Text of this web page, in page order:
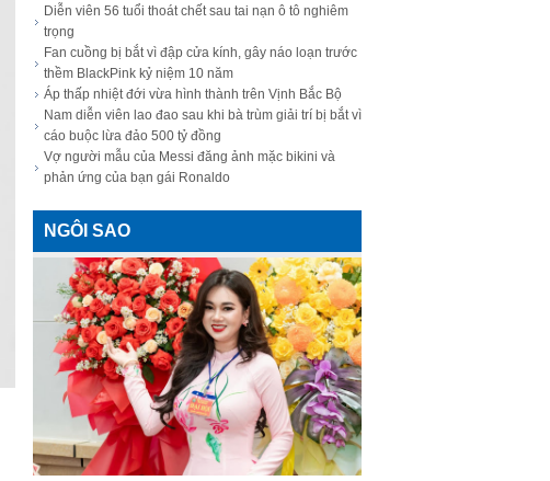
Diễn viên 56 tuổi thoát chết sau tai nạn ô tô nghiêm
trọng
Fan cuồng bị bắt vì đập cửa kính, gây náo loạn trước
thềm BlackPink kỷ niệm 10 năm
Áp thấp nhiệt đới vừa hình thành trên Vịnh Bắc Bộ
Nam diễn viên lao đao sau khi bà trùm giải trí bị bắt vì
cáo buộc lừa đảo 500 tỷ đồng
Vợ người mẫu của Messi đăng ảnh mặc bikini và
phản ứng của bạn gái Ronaldo
NGÔI SAO